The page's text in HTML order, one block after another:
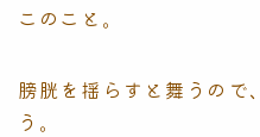
このこと。
膀胱を揺らすと舞うので
う。